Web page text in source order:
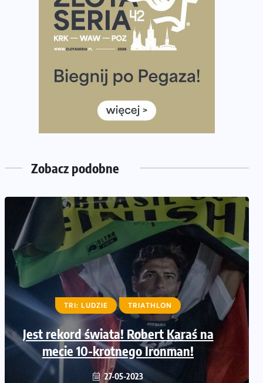
półmaratonem
Już w tę sobotę 35. Bieg Powstania Warszawskiego.
Wystartuje rekordowa liczba uczestników
poradnik przed startem
Ile razy w tygodniu biegać? 3 treningi wystarczą? Jak
często biegać, żeby robić postępy
Już w ten weekend! Przed nami Nocny Portowy
wiedzieć
Zobacz podobne
TRI: LUDZIE TRIATHLON
Jest rekord świata! Robert Karaś na
mecie 10-krotnego Ironman!
27-05-2023
LUDZIE TRIATHLON
Adrian Kostera ustanowił rekord
świata w pięciokrotnym IRONMAN!
30-06-2022